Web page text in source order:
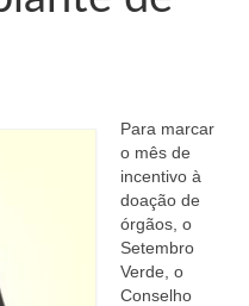
de Contas
Para marcar
o mês de
incentivo à
doação de
órgãos, o
Setembro
Verde, o
Conselho